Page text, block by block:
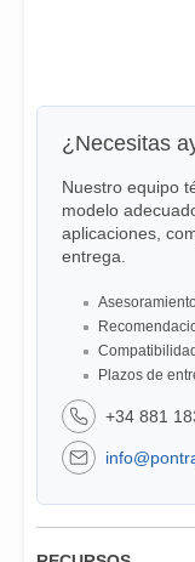
¿Necesitas
Nuestro equipo
modelo
aplicaciones,
entrega.
Plazos de
+34 881